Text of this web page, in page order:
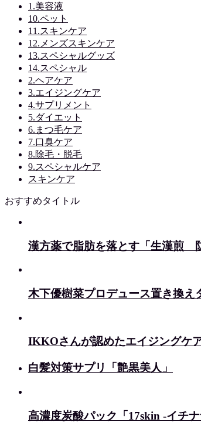
1.美容液
10.ペット
11.スキンケア
12.メンズスキンケア
13.スペシャルグッズ
14.スペシャル
2.ヘアケア
3.エイジングケア
4.サプリメント
5.ダイエット
6.まつ毛ケア
7.口臭ケア
8.除毛・脱毛
9.スペシャルケア
スキンケア
おすすめタイトル
漢方薬で脂肪を落とす「生漢煎
木下優樹菜プロデュース置き換え
IKKOさんが認めたエイジングケ
白髪対策サプリ「艶黒美人」
高濃度炭酸パック「17skin -イチナ